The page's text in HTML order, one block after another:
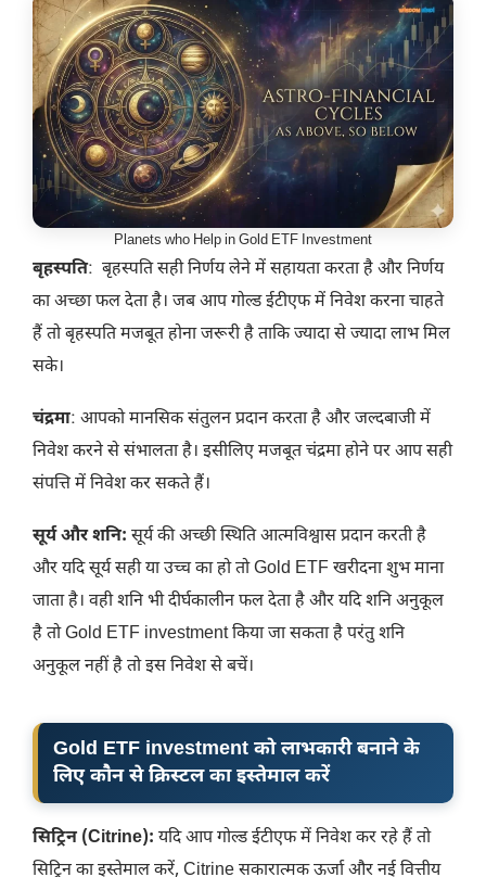
Planets who Help in Gold ETF Investment
बृहस्पति: बृहस्पति सही निर्णय लेने में सहायता करता है और निर्णय
का अच्छा फल देता है। जब आप गोल्ड ईटीएफ में निवेश करना चाहते
हैं तो बृहस्पति मजबूत होना जरूरी है ताकि ज्यादा से ज्यादा लाभ मिल
सके।
चंद्रमा: आपको मानसिक संतुलन प्रदान करता है और जल्दबाजी में
निवेश करने से संभालता है। इसीलिए मजबूत चंद्रमा होने पर आप सही
संपत्ति में निवेश कर सकते हैं।
सूर्य और शनि: सूर्य की अच्छी स्थिति आत्मविश्वास प्रदान करती है
और यदि सूर्य सही या उच्च का हो तो Gold ETF खरीदना शुभ माना
जाता है। वही शनि भी दीर्घकालीन फल देता है और यदि शनि अनुकूल
है तो Gold ETF investment किया जा सकता है परंतु शनि
अनुकूल नहीं है तो इस निवेश से बचें।
Gold ETF investment को लाभकारी बनाने के
लिए कौन से क्रिस्टल का इस्तेमाल करें
सिट्रिन (Citrine): यदि आप गोल्ड ईटीएफ में निवेश कर रहे हैं तो
सिट्रिन का इस्तेमाल करें, Citrine सकारात्मक ऊर्जा और नई वित्तीय